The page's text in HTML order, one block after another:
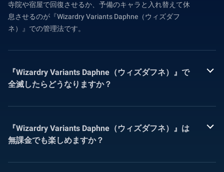
寺院や宿屋で回復させるか、予備のキャラと入れ替えて休
息させるのが『Wizardry Variants Daphne（ウィズダフ
ネ）』での管理法です。
『Wizardry Variants Daphne（ウィズダフネ）』で
全滅したらどうなりますか？
『Wizardry Variants Daphne（ウィズダフネ）』は
無課金でも楽しめますか？